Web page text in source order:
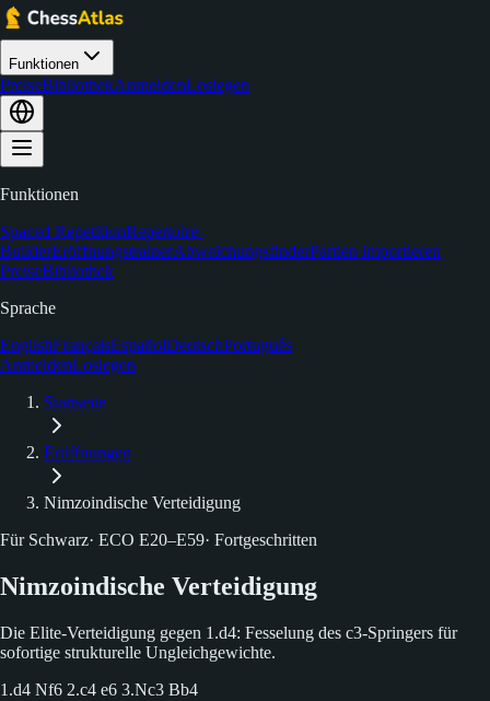
Funktionen
PreiseBibliothekAnmeldenLoslegen
Funktionen
Spaced RepetitionRepertoire-
BuilderEröffnungstrainerAbweichungsfinderPartien importieren
PreiseBibliothek
Sprache
EnglishFrançaisEspañolDeutschPortuguês
AnmeldenLoslegen
Startseite
Eröffnungen
Nimzoindische Verteidigung
Für Schwarz· ECO E20–E59· Fortgeschritten
Nimzoindische Verteidigung
Die Elite-Verteidigung gegen 1.d4: Fesselung des c3-Springers für
sofortige strukturelle Ungleichgewichte.
1.d4 Nf6 2.c4 e6 3.Nc3 Bb4